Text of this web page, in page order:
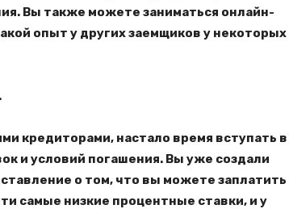
Вы также можете заниматься онлайн-
опыт у других заемщиков у некоторых
кредиторами, настало время вступать в
и условий погашения. Вы уже создали
о том, что вы можете заплатить
самые низкие процентные ставки, и у